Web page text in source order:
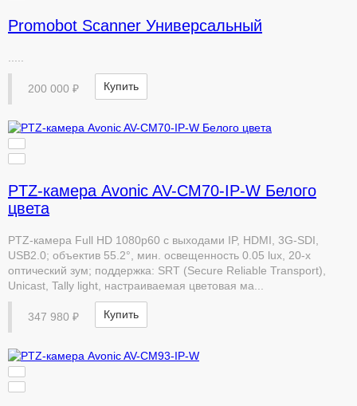
Promobot Scanner Универсальный
200 000 ₽ Купить
PTZ-камера Avonic AV-CM70-IP-W Белого
цвета
PTZ-камера Full HD 1080p60 с выходами IP, HDMI, 3G-SDI,
USB2.0; объектив 55.2°, мин. освещенность 0.05 lux, 20-х
оптический зум; поддержка: SRT (Secure Reliable Transport),
Unicast, Tally light, настраиваемая цветовая ма...
347 980 ₽ Купить